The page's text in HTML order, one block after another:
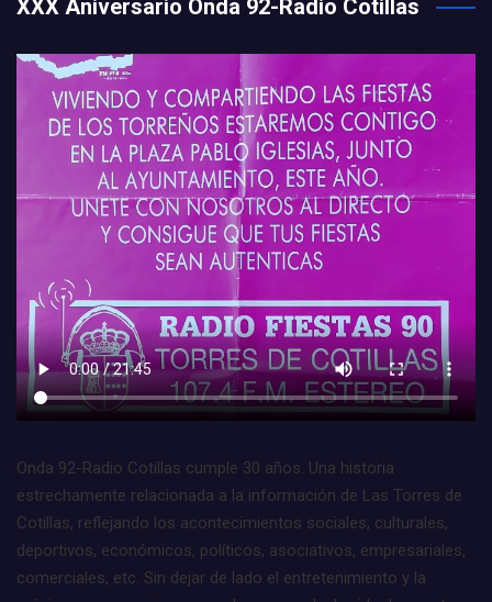
XXX Aniversario Onda 92-Radio Cotillas
Onda 92-Radio Cotillas cumple 30 años. Una historia
estrechamente relacionada a la información de Las Torres de
Cotillas, reflejando los acontecimientos sociales, culturales,
deportivos, económicos, políticos, asociativos, empresariales,
comerciales, etc. Sin dejar de lado el entretenimiento y la